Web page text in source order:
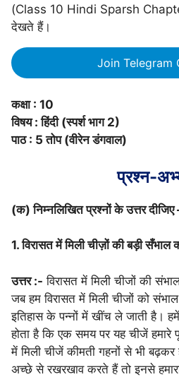
(Class 10 Hindi Sparsh
देखते हैं।
Join Telegram
कक्षा : 10
विषय : हिंदी (स्पर्श भाग 2)
पाठ : 5 तोप (वीरेन डंगवाल)
प्रश्न-
(क) निम्नलिखित प्रश्नों के उत्तर दीजिए
1. विरासत में मिली चीज़ों की बड़ी सँभाल
उत्तर :- विरासत में मिली चीजों की
जब हम विरासत में मिली चीजों को
इतिहास के पन्नों में खींच ले जाती है।
होता है कि एक समय पर यह चीजें हमारे
में मिली चीजें कीमती गहनों से भी
अच्छे से रखरखाव करते हैं तो इनसे